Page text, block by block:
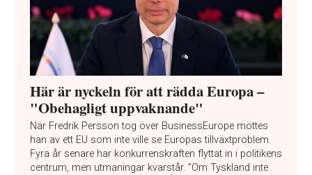
Här är nyckeln för att rädda Europa –
"Obehagligt uppvaknande"
När Fredrik Persson tog över BusinessEurope möttes
han av ett EU som inte ville se Europas tillväxtproblem.
Fyra år senare har konkurrenskraften flyttat in i politikens
centrum, men utmaningar kvarstår. ”Om Tyskland inte